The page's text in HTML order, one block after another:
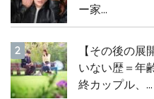
ー家...
【その後の
いない歴＝年
終カップル、...